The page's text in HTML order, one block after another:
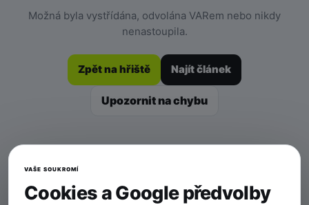
Možná byla vystřídána, odvolána VARem nebo nikdy
nenastoupila.
Zpět na hřiště Najít článek
Upozornit na chybu
VAŠE SOUKROMÍ
Cookies a Google předvolby